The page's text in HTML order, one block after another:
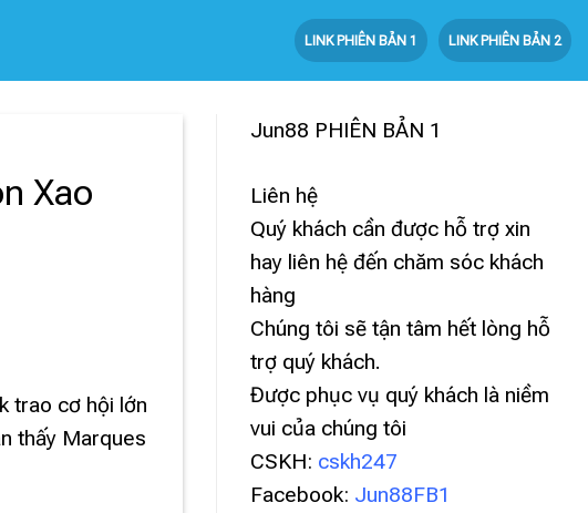
LINK PHIÊN BẢN 1 LINK PHIÊN BẢN 2
Xao
trao cơ hội lớn
thấy Marques
Jun88 PHIÊN BẢN 1
Liên hệ
Quý khách cần được hỗ trợ xin
hay liên hệ đến chăm sóc khách
hàng
Chúng tôi sẽ tận tâm hết lòng hỗ
trợ quý khách.
Được phục vụ quý khách là niềm
vui của chúng tôi
CSKH: cskh247
Facebook: Jun88FB1